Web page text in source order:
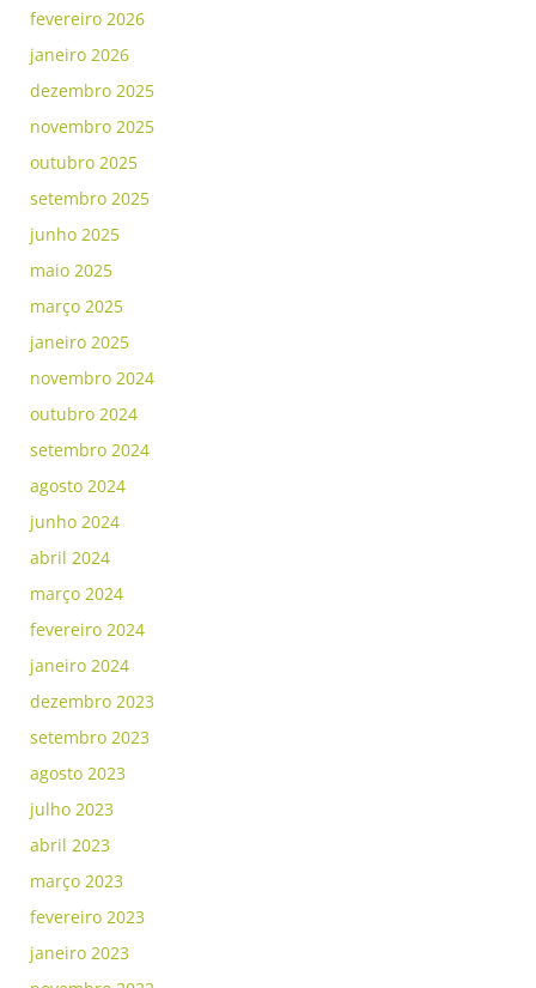
fevereiro 2026
janeiro 2026
dezembro 2025
novembro 2025
outubro 2025
setembro 2025
junho 2025
maio 2025
março 2025
janeiro 2025
novembro 2024
outubro 2024
setembro 2024
agosto 2024
junho 2024
abril 2024
março 2024
fevereiro 2024
janeiro 2024
dezembro 2023
setembro 2023
agosto 2023
julho 2023
abril 2023
março 2023
fevereiro 2023
janeiro 2023